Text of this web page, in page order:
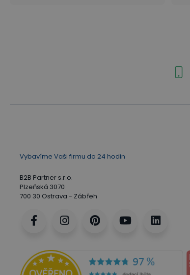
Vybavíme Vaši firmu do 24 hodin
B2B Partner s.r.o.
Plzeňská 3070
700 30 Ostrava - Zábřeh